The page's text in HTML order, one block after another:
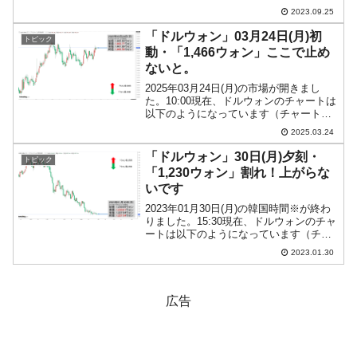
『Investing.com』より引用）。下げて始
まって、コマ足。上下どちらに行ったも
んか...
2023.09.25
トピック
「ドルウォン」03月24日(月)初
動・「1,466ウォン」ここで止め
ないと。
2025年03月24日(月)の市場が開きまし
た。10:00現在、ドルウォンのチャートは
以下のようになっています（チャートは
『Investing.com』より引用）。前日は残
念ながら陰線になりましたが、直近最高
値は2日前に抜いているので、ここ...
2025.03.24
トピック
「ドルウォン」30日(月)夕刻・
「1,230ウォン」割れ！上がらな
いです
2023年01月30日(月)の韓国時間※が終わ
りました。15:30現在、ドルウォンのチャ
ートは以下のようになっています（チャ
ートは『Investing.com』より引用）。
1,230ウォンを割られました。現在のとこ
2023.01.30
広告